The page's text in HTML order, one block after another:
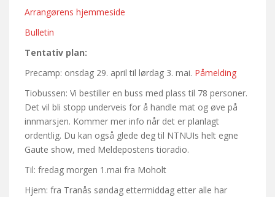
Arrangørens hjemmeside
Bulletin
Tentativ plan:
Precamp: onsdag 29. april til lørdag 3. mai. Påmelding
Tiobussen: Vi bestiller en buss med plass til 78 personer.
Det vil bli stopp underveis for å handle mat og øve på
innmarsjen. Kommer mer info når det er planlagt
ordentlig. Du kan også glede deg til NTNUIs helt egne
Gaute show, med Meldepostens tioradio.
Til: fredag morgen 1.mai fra Moholt
Hjem: fra Tranås søndag ettermiddag etter alle har